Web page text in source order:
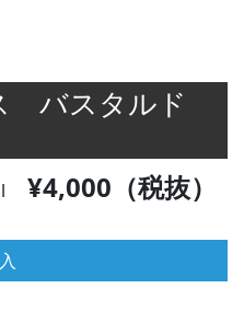
バスタルド
¥4,000（税抜）